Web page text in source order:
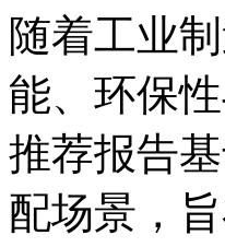
随着工业
能、环保
推荐报告
配场景，